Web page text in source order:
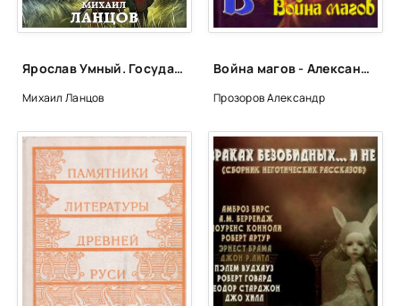
Ярослав Умный. Государь Руси - Михаил Ланцов (книга 4)
Михаил Ланцов
Война магов - Александр Прозоров
Прозоров Александр